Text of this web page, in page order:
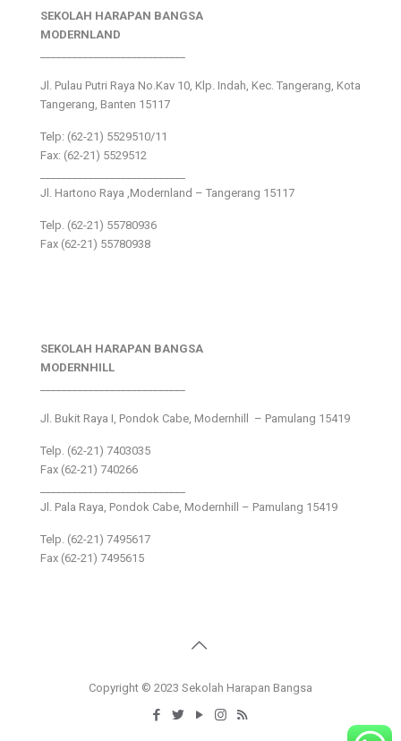
SEKOLAH HARAPAN BANGSA
MODERNLAND
Jl. Pulau Putri Raya No.Kav 10, Klp. Indah, Kec. Tangerang, Kota
Tangerang, Banten 15117
Telp: (62-21) 5529510/11
Fax: (62-21) 5529512
Jl. Hartono Raya ,Modernland – Tangerang 15117
Telp. (62-21) 55780936
Fax (62-21) 55780938
SEKOLAH HARAPAN BANGSA
MODERNHILL
Jl. Bukit Raya I, Pondok Cabe, Modernhill – Pamulang 15419
Telp. (62-21) 7403035
Fax (62-21) 740266
Jl. Pala Raya, Pondok Cabe, Modernhill – Pamulang 15419
Telp. (62-21) 7495617
Fax (62-21) 7495615
Copyright © 2023 Sekolah Harapan Bangsa